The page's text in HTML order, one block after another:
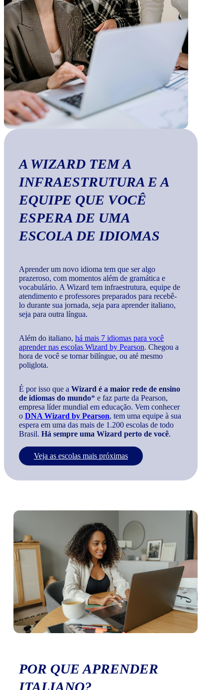
A WIZARD TEM A
INFRAESTRUTURA E A
EQUIPE QUE VOCÊ
ESPERA DE UMA
ESCOLA DE IDIOMAS
Aprender um novo idioma tem que ser algo
prazeroso, com momentos além de gramática e
vocabulário. A Wizard tem infraestrutura, equipe de
atendimento e professores preparados para recebê-
lo durante sua jornada, seja para aprender italiano,
seja para outra língua.
Além do italiano, há mais 7 idiomas para você
aprender nas escolas Wizard by Pearson. Chegou a
hora de você se tornar bilíngue, ou até mesmo
poliglota.
É por isso que a Wizard é a maior rede de ensino
de idiomas do mundo* e faz parte da Pearson,
empresa líder mundial em educação. Vem conhecer
o DNA Wizard by Pearson, tem uma equipe à sua
espera em uma das mais de 1.200 escolas de todo
Brasil. Há sempre uma Wizard perto de você.
Veja as escolas mais próximas
POR QUE APRENDER
ITALIANO?